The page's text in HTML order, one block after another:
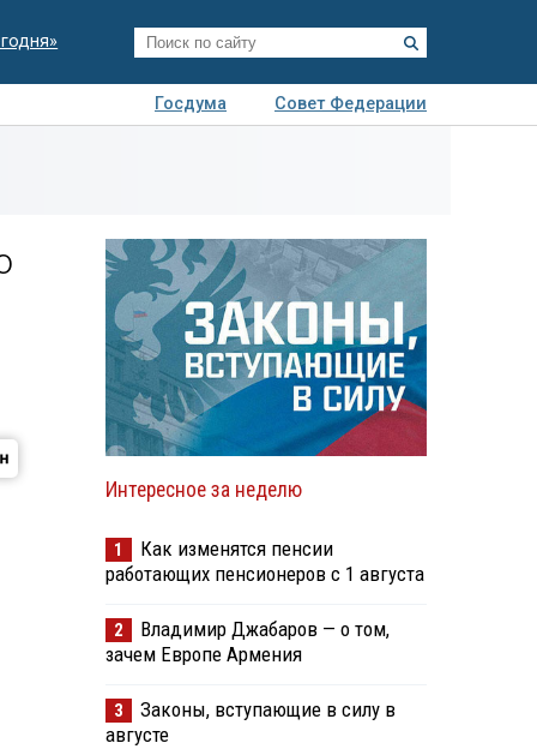
Госдума
Совет Федерации
Интересное за неделю
1
Как изменятся пенсии
работающих пенсионеров с 1 августа
2
Владимир Джабаров — о том,
зачем Европе Армения
3
Законы, вступающие в силу в
августе